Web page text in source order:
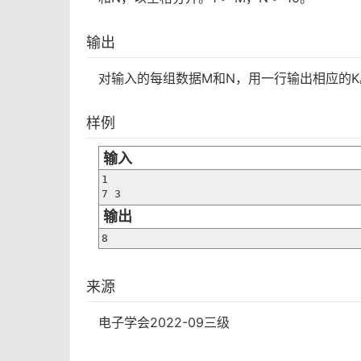
输出
对输入的每组数据M和N，用一行输出相应的K
样例
输入
1
7 3
输出
8
来源
电子学会2022-09三级